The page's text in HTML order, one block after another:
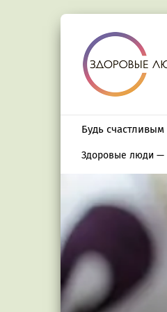
Будь счастливым
Здоровые люди —